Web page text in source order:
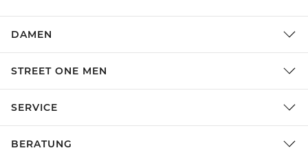
DAMEN
STREET ONE MEN
SERVICE
BERATUNG